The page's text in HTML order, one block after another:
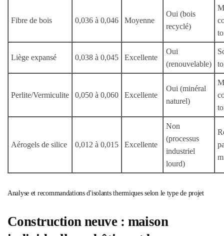
Fibre de bois 0,036 à 0,046 Moyenne
Oui (bois
recyclé)
Liège expansé 0,038 à 0,045 Excellente
Oui
(renouvelable)
Perlite/Vermiculite 0,050 à 0,060 Excellente
Oui (minéral
naturel)
Aérogels de silice 0,012 à 0,015 Excellente
Non
(processus
industriel
lourd)
Analyse et recommandations d'isolants thermiques selon le type de projet
Construction neuve : maison